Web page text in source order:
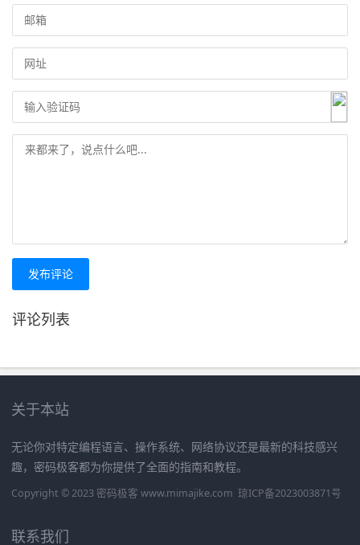
发布评论
评论列表
关于本站
无论你对特定编程语言、操作系统、网络协议还是最新的科技感兴
趣，密码极客都为你提供了全面的指南和教程。
Copyright © 2023 密码极客 www.mimajike.com 琼ICP备2023003871号
联系我们